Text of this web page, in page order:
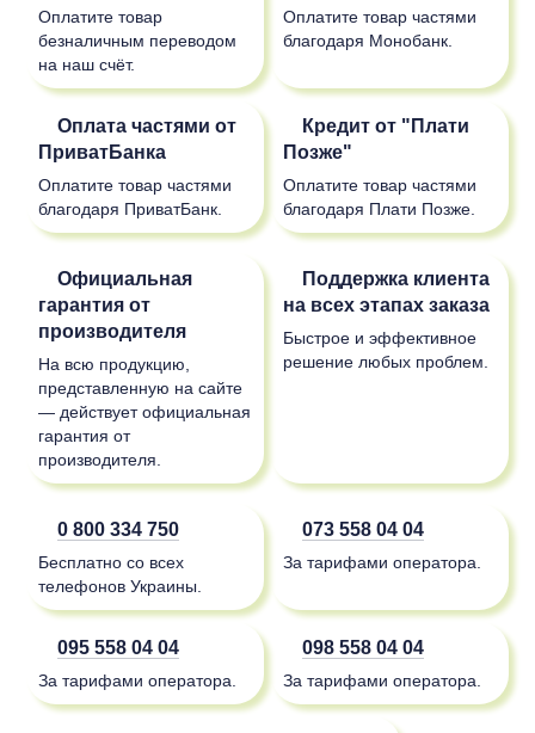
Оплатите товар
безналичным переводом
на наш счёт.
Оплатите товар частями
благодаря Монобанк.
Оплата частями от
ПриватБанка
Оплатите товар частями
благодаря ПриватБанк.
Кредит от "Плати
Позже"
Оплатите товар частями
благодаря Плати Позже.
Официальная
гарантия от
производителя
На всю продукцию,
представленную на сайте
— действует официальная
гарантия от
производителя.
Поддержка клиента
на всех этапах заказа
Быстрое и эффективное
решение любых проблем.
0 800 334 750
Бесплатно со всех
телефонов Украины.
073 558 04 04
За тарифами оператора.
095 558 04 04
За тарифами оператора.
098 558 04 04
За тарифами оператора.